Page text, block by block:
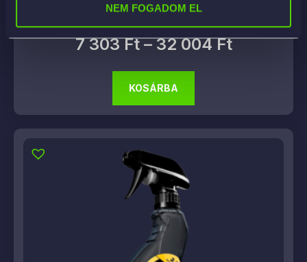
NEM FOGADOM EL
Lega Concentrato – lúgos felnitisztító
7 303Ft – 32 004Ft
KOSÁRBA